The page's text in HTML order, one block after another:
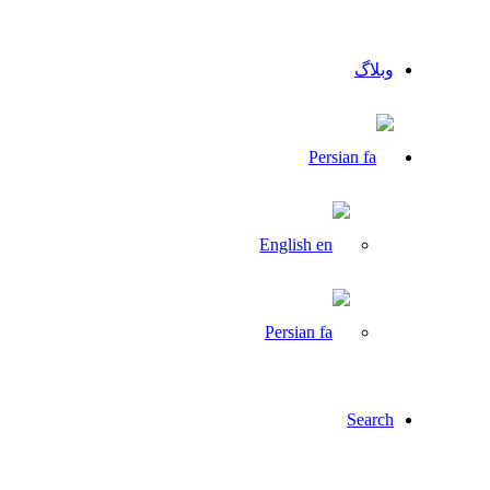
وبلاگ
Persian
English
Persian
Search